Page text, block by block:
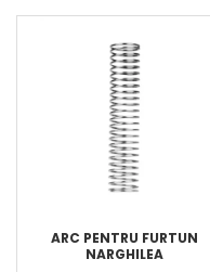
ARC PENTRU FURTUN
NARGHILEA